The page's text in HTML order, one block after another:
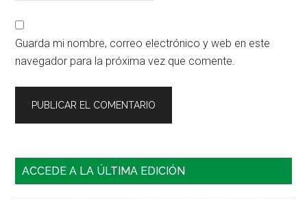
Guarda mi nombre, correo electrónico y web en este
navegador para la próxima vez que comente.
Barra
ACCEDE A LA ÚLTIMA EDICIÓN